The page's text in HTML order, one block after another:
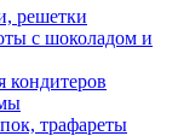
решетки
с шоколадом и
кондитеров
трафареты